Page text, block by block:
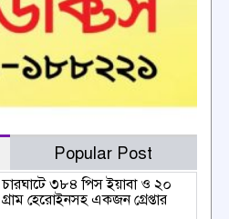
Popular Post
চারঘাটে ৩৮৪ পিস ইয়াবা ও ২০
গ্রাম হেরোইনসহ একজন গ্রেপ্তার